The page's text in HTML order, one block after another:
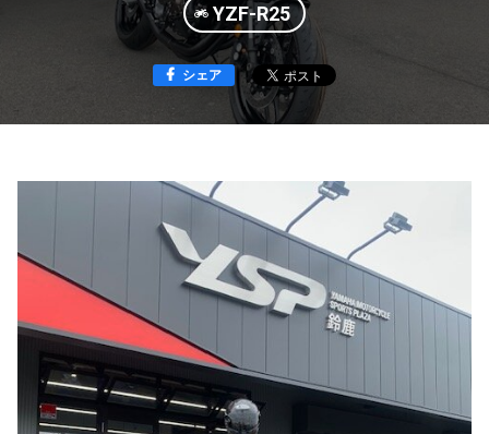
YZF-R25
シェア